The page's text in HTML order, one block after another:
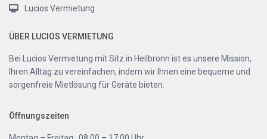
Lucios Vermietung
ÜBER LUCIOS VERMIETUNG
Bei Lucios Vermietung mit Sitz in Heilbronn ist es unsere Mission,
Ihren Alltag zu vereinfachen, indem wir Ihnen eine bequeme und
sorgenfreie Mietlösung für Geräte bieten.
Öffnungszeiten